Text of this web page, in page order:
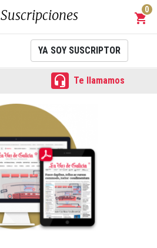
Suscripciones shopping_cart
0
YA SOY SUSCRIPTOR
 Te llamamos